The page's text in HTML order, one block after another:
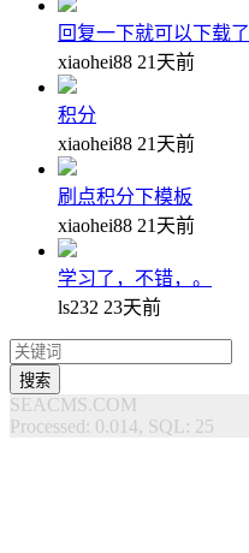
回复一下就可以下载了
xiaohei88 21天前
积分
xiaohei88 21天前
刷点积分下模板
xiaohei88 21天前
学习了，不错，。
ls232 23天前
搜索
SEACMS.COM
Processed: 0.014, SQL: 25